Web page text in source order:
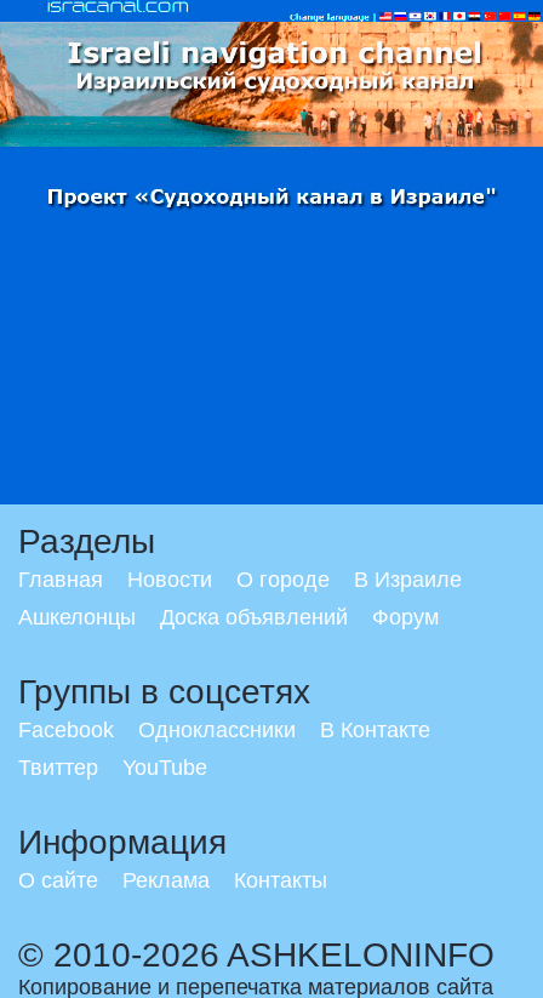
Разделы
Главная Новости О городе
В Израиле
Ашкелонцы
Доска объявлений Форум
Группы в соцсетях
Facebook Одноклассники
В Контакте
Твиттер
YouTube
Информация
О сайте Реклама Контакты
© 2010-2026 ASHKELONINFO
Копирование и перепечатка материалов сайта